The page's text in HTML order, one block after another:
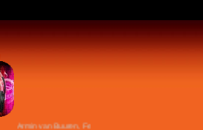
Armin van Buuren, Ferry Corsten, Rank 1 & Ruben